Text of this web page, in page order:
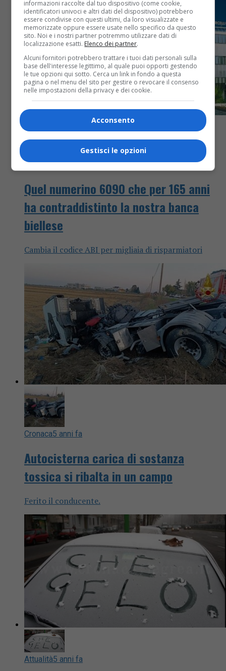
Attualità5 anni fa
Quel numerino 6090 che per 165 anni
ha contraddistinto la nostra banca
biellese
Cambia il codice ABI per migliaia di risparmiatori
Cronaca5 anni fa
Autocisterna carica di sostanza
tossica si ribalta in un campo
Ferito il conducente.
Attualità5 anni fa
informazioni raccolte dal tuo dispositivo (come cookie,
identificatori univoci e altri dati del dispositivo) potrebbero
essere condivise con questi ultimi, da loro visualizzate e
memorizzate oppure essere usate nello specifico da questo
sito. Noi e i nostri partner potremmo utilizzare dati di
localizzazione esatti. Elenco dei partner.
Alcuni fornitori potrebbero trattare i tuoi dati personali sulla
base dell'interesse legittimo, al quale puoi opporti gestendo
le tue opzioni qui sotto. Cerca un link in fondo a questa
pagina o nel menu del sito per gestire o revocare il consenso
nelle impostazioni della privacy e dei cookie.
Acconsento
Gestisci le opzioni